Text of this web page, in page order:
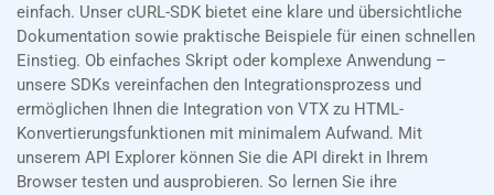
einfach. Unser cURL-SDK bietet eine klare und übersichtliche
Dokumentation sowie praktische Beispiele für einen schnellen
Einstieg. Ob einfaches Skript oder komplexe Anwendung –
unsere SDKs vereinfachen den Integrationsprozess und
ermöglichen Ihnen die Integration von VTX zu HTML-
Konvertierungsfunktionen mit minimalem Aufwand. Mit
unserem API Explorer können Sie die API direkt in Ihrem
Browser testen und ausprobieren. So lernen Sie ihre